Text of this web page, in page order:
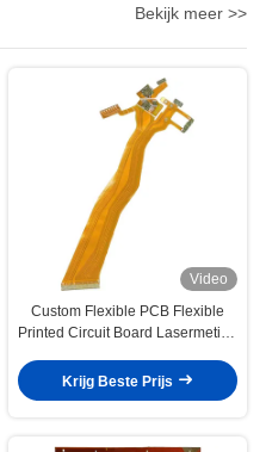
Bekijk meer >>
Video
Custom Flexible PCB Flexible
Printed Circuit Board Lasermeting
Krijg Beste Prijs